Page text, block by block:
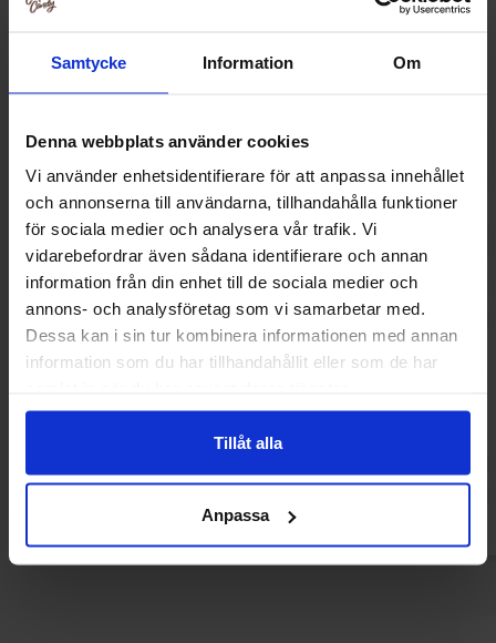
Samtycke Information Om
Denna webbplats använder cookies
Vi använder enhetsidentifierare för att anpassa innehållet
och annonserna till användarna, tillhandahålla funktioner
för sociala medier och analysera vår trafik. Vi
vidarebefordrar även sådana identifierare och annan
information från din enhet till de sociala medier och
annons- och analysföretag som vi samarbetar med.
Dessa kan i sin tur kombinera informationen med annan
information som du har tillhandahållit eller som de har
Tillåt alla
Anpassa
Relaterede produkter
19.90 kr
Køb Køb